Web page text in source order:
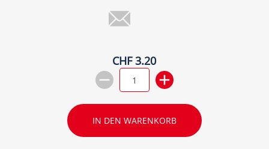
CHF 3.20
IN DEN WARENKORB